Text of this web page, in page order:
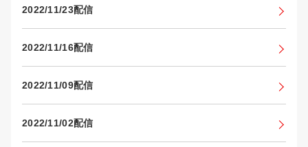
2022/11/23配信
2022/11/16配信
2022/11/09配信
2022/11/02配信